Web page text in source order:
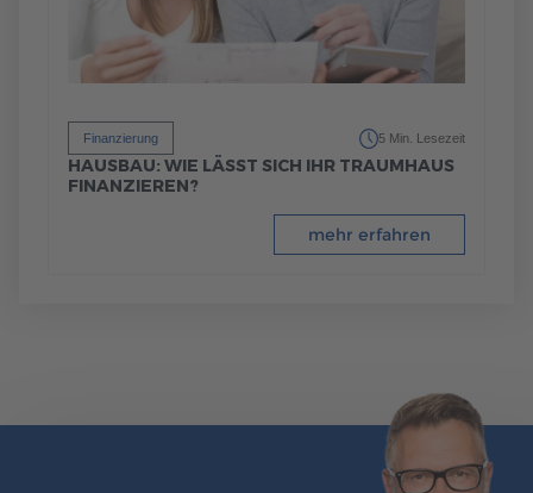
Finanzierung 5 Min. Lesezeit
HAUSBAU: WIE LÄSST SICH IHR TRAUMHAUS
FINANZIEREN?
mehr erfahren